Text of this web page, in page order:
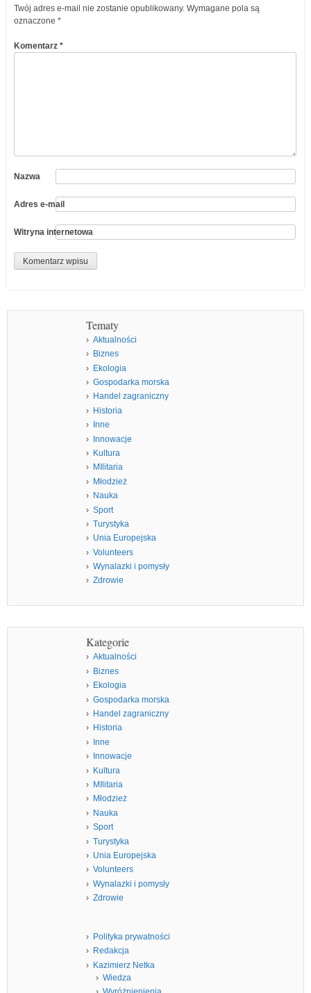
Twój adres e-mail nie zostanie opublikowany. Wymagane pola są
oznaczone *
Komentarz *
Nazwa
Adres e-mail
Witryna internetowa
Tematy
Aktualności
Biznes
Ekologia
Gospodarka morska
Handel zagraniczny
Historia
Inne
Innowacje
Kultura
MIlitaria
Młodzież
Nauka
Sport
Turystyka
Unia Europejska
Volunteers
Wynalazki i pomysły
Zdrowie
Kategorie
Aktualności
Biznes
Ekologia
Gospodarka morska
Handel zagraniczny
Historia
Inne
Innowacje
Kultura
MIlitaria
Młodzież
Nauka
Sport
Turystyka
Unia Europejska
Volunteers
Wynalazki i pomysły
Zdrowie
Polityka prywatności
Redakcja
Kazimierz Netka
Wiedza